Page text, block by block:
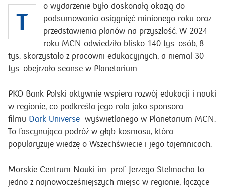
T
o wydarzenie było doskonałą okazją do
podsumowania osiągnięć minionego roku oraz
przedstawienia planów na przyszłość. W 2024
roku MCN odwiedziło blisko 140 tys. osób, 8
tys. skorzystało z pracowni edukacyjnych, a niemal 30
tys. obejrzało seanse w Planetarium.
PKO Bank Polski aktywnie wspiera rozwój edukacji i nauki
w regionie, co podkreśla jego rola jako sponsora
filmu Dark Universe wyświetlanego w Planetarium MCN.
To fascynująca podróż w głąb kosmosu, która
popularyzuje wiedzę o Wszechświecie i jego tajemnicach.
Morskie Centrum Nauki im. prof. Jerzego Stelmacha to
jedno z najnowocześniejszych miejsc w regionie, łączące